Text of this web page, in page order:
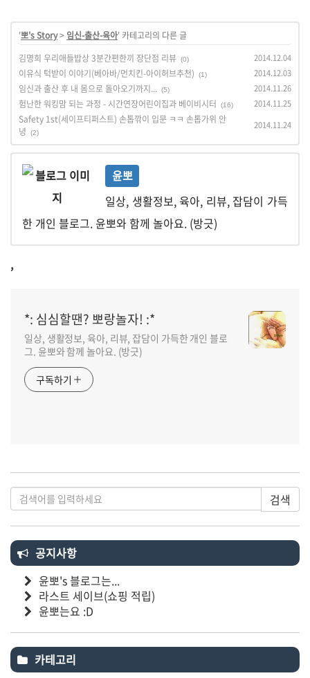
'뽀's Story> 임신-출산-육아' 카테고리의 다른 글
김명희 우리애들밥상 3분간편한끼 장단점 리뷰 (0) 2014.12.04
이유식 턱받이 이야기(베아바/먼치킨-아이허브추천) (1) 2014.12.03
임신과 출산 후 내 몸으로 돌아오기까지... (5) 2014.11.26
험난한 워킹맘 되는 과정 - 시간연장어린이집과 베이비시터 (16) 2014.11.25
Safety 1st(세이프티퍼스트) 손톱깎이 입문 ㅋㅋ 손톱가위 안
녕
(2)
2014.11.24
윤뽀
일상, 생활정보, 육아, 리뷰, 잡담이 가득
한 개인 블로그. 윤뽀와 함께 놀아요. (방긋)
,
*: 심심할땐? 뽀랑놀자! :*
일상, 생활정보, 육아, 리뷰, 잡담이 가득한 개인 블로
그. 윤뽀와 함께 놀아요. (방긋)
구독하기
검색
공지사항
윤뽀's 블로그는...
라스트 세이브(쇼핑 적립)
윤뽀는요 :D
카테고리